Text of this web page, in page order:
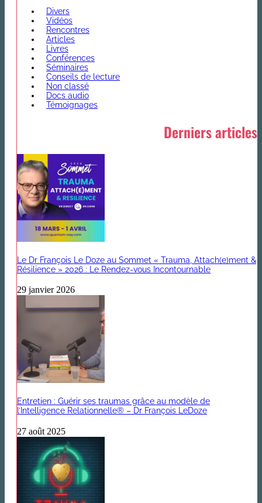
Divers
Vidéos
Rencontres
Articles
Livres
Conférences
Séminaires
Conseils de lecture
Non classé
Docs audio
Témoignages
Derniers articles
Le Dr François Le Doze au Sommet « Trauma, Attach(e)ment &
Résilience » 2026 : Le Rendez-vous Incontournable
29 janvier 2026
Entretien : Guérir ses traumas grâce au modèle de
l’Intelligence Relationnelle® – Dr François LeDoze
27 août 2025